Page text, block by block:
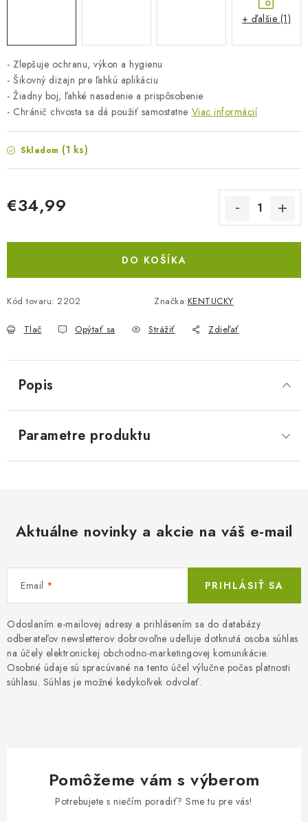
Obchodné podmienky
Dodacie podmienky
Podmienky ochrany osobných údajov
- Zlepšuje ochranu, výkon a hygienu
- Šikovný dizajn pre ľahkú aplikáciu
- Žiadny boj, ľahké nasadenie a prispôsobenie
- Chránič chvosta sa dá použiť samostatne Viac informácií
Skladom (1 ks)
€34,99
DO KOŠÍKA
Kód tovaru: 2202 Značka:KENTUCKY
Tlač Opýtať sa Strážiť Zdieľať
+ ďalšie (1)
Popis
Parametre produktu
Aktuálne novinky a akcie na váš e-mail
Email
Odoslaním e-mailovej adresy a prihlásením sa do databázy
odberateľov newsletterov dobrovoľne udeľuje dotknutá osoba súhlas
na účely elektronickej obchodno-marketingovej komunikácie.
Osobné údaje sú spracúvané na tento účel výlučne počas platnosti
súhlasu. Súhlas je možné kedykoľvek odvolať.
PRIHLÁSIŤ SA
Pomôžeme vám s výberom
Potrebujete s niečím poradiť? Sme tu pre vás!